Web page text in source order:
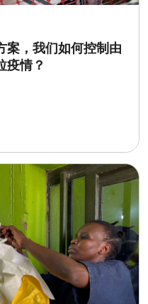
案，我们如何控制由
疫情？